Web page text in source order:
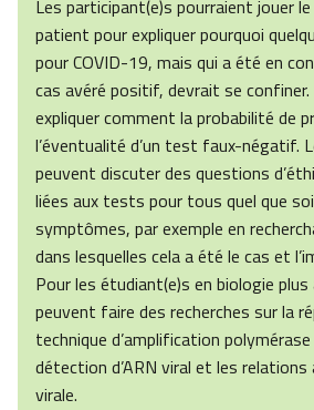
Les participant(e)s pourraient jouer
patient pour expliquer pourquoi
pour COVID-19, mais qui a été en
cas avéré positif, devrait se
expliquer comment la probabilité de
l’éventualité d’un test faux-négatif.
peuvent discuter des questions
liées aux tests pour tous quel que
symptômes, par exemple en
dans lesquelles cela a été le cas et
Pour les étudiant(e)s en biologie plus
peuvent faire des recherches sur la
technique d’amplification
détection d’ARN viral et les relations
virale.